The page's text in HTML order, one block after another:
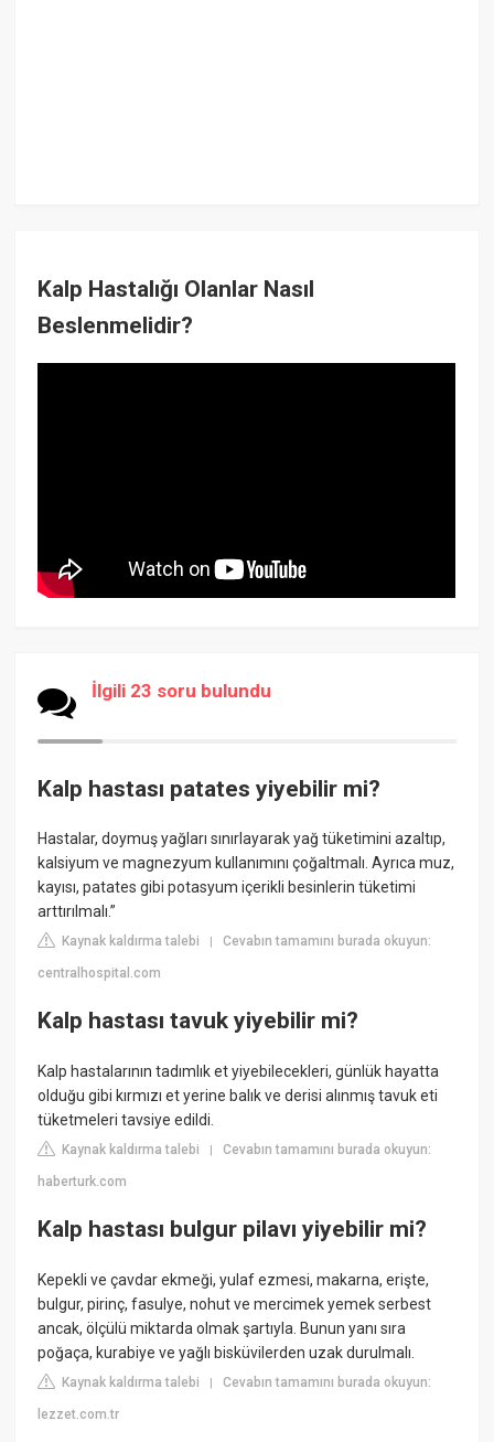
Kalp Hastalığı Olanlar Nasıl
Beslenmelidir?
İlgili 23 soru bulundu
Kalp hastası patates yiyebilir mi?
Hastalar, doymuş yağları sınırlayarak yağ tüketimini azaltıp,
kalsiyum ve magnezyum kullanımını çoğaltmalı. Ayrıca muz,
kayısı, patates gibi potasyum içerikli besinlerin tüketimi
arttırılmalı.”
Kaynak kaldırma talebi |Cevabın tamamını burada okuyun:
centralhospital.com
Kalp hastası tavuk yiyebilir mi?
Kalp hastalarının tadımlık et yiyebilecekleri, günlük hayatta
olduğu gibi kırmızı et yerine balık ve derisi alınmış tavuk eti
tüketmeleri tavsiye edildi.
Kaynak kaldırma talebi |Cevabın tamamını burada okuyun:
haberturk.com
Kalp hastası bulgur pilavı yiyebilir mi?
Kepekli ve çavdar ekmeği, yulaf ezmesi, makarna, erişte,
bulgur, pirinç, fasulye, nohut ve mercimek yemek serbest
ancak, ölçülü miktarda olmak şartıyla. Bunun yanı sıra
poğaça, kurabiye ve yağlı bisküvilerden uzak durulmalı.
Kaynak kaldırma talebi |Cevabın tamamını burada okuyun:
lezzet.com.tr